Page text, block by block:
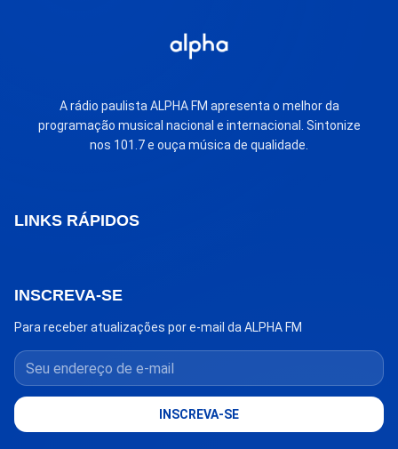
A rádio paulista ALPHA FM apresenta o melhor da
programação musical nacional e internacional. Sintonize
nos 101.7 e ouça música de qualidade.
LINKS RÁPIDOS
INSCREVA-SE
Para receber atualizações por e-mail da ALPHA FM
Seu endereço de e-mail
INSCREVA-SE